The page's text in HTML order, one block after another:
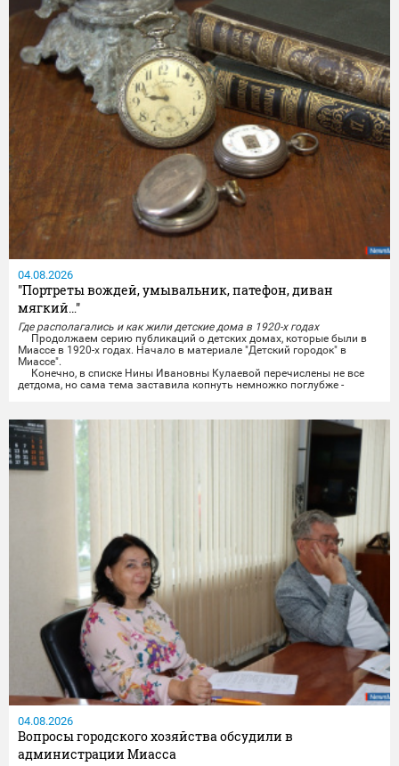
04.08.2026
"Портреты вождей, умывальник, патефон, диван
мягкий…"
Где располагались и как жили детские дома в 1920-х годах
Продолжаем серию публикаций о детских домах, которые были в
Миассе в 1920-х годах. Начало в материале "Детский городок" в
Миассе".
Конечно, в списке Нины Ивановны Кулаевой перечислены не все
детдома, но сама тема заставила копнуть немножко поглубже -
04.08.2026
Вопросы городского хозяйства обсудили в
администрации Миасса